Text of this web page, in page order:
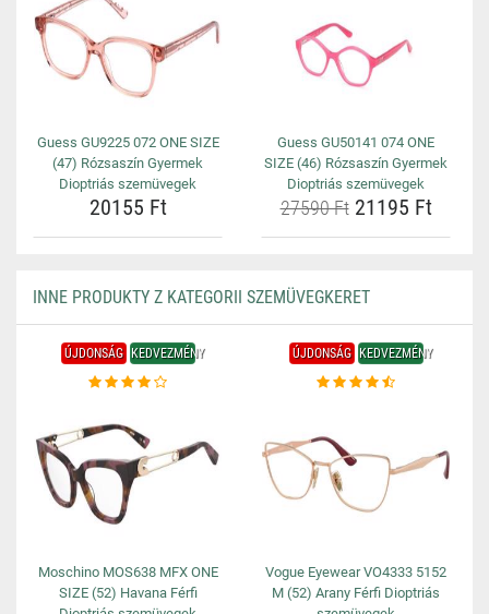
Guess GU9225 072 ONE SIZE
(47) Rózsaszín Gyermek
Dioptriás szemüvegek
20155 Ft
Guess GU50141 074 ONE
SIZE (46) Rózsaszín Gyermek
Dioptriás szemüvegek
27590 Ft21195 Ft
INNE PRODUKTY Z KATEGORII SZEMÜVEGKERET
ÚJDONSÁG KEDVEZMÉNY
Moschino MOS638 MFX ONE
SIZE (52) Havana Férfi
ÚJDONSÁG KEDVEZMÉNY
Vogue Eyewear VO4333 5152
M (52) Arany Férfi Dioptriás